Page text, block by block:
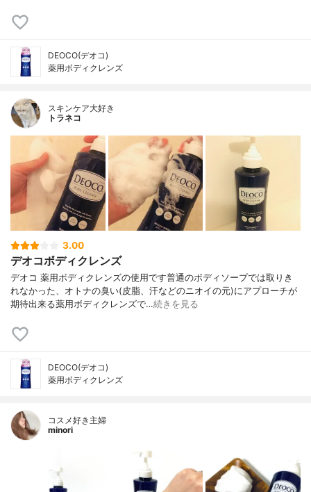
DEOCO(デオコ)
薬用ボディクレンズ
スキンケア大好き
トラネコ
3.00
デオコボディクレンズ
デオコ 薬用ボディクレンズの使用です普通のボディソープでは取りき
れなかった、オトナの臭い(皮脂、汗などのニオイの元)にアプローチが
期待出来る薬用ボディクレンズで…続きを見る
DEOCO(デオコ)
薬用ボディクレンズ
コスメ好き主婦
minori